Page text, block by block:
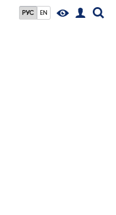
РУС EN